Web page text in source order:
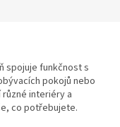
spojuje funkčnost s
pokojů nebo
interiéry a
co potřebujete.